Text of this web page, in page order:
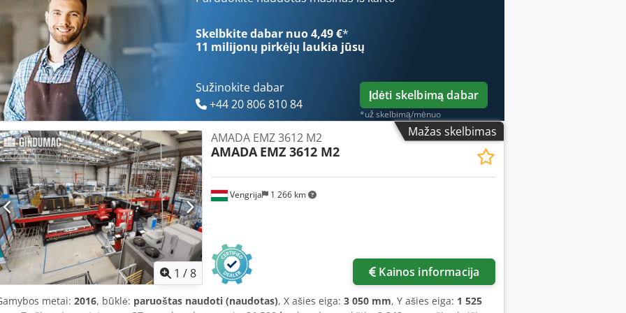
maždaug 1270 × 2000 mm • Maksimalus lakšto storis: iki 6 mm (standartinis nustatymas) • Rotacinis
įrankių keitiklis universaliam perforavimui • Didelis tikslumas ir pakartojamumas • Patogus naudoti cnc
• Kompaktiškas ir vietą taupantis dizainas • Greitas įrankių keitimas efektyvumui užtikrinti •
ir patvari konstrukcija • Automatinis lakštų spaudimas užtikrina nuoseklius rezultatus Chjdpfx
Eja • Tinka partijoms ir mažoms bei vidutinėms gamybos partijoms
Skelbkite dabar nuo 4,49 €*
11 milijonų pirkėjų laukia jūsų
Sužinokite dabar
+44 20 806 810 84
Įdėti skelbimą dabar
*už skelbimą/mėnuo
Mažas skelbimas
1 /8
Vengrija 1 266 km
AMADA EMZ 3612 M2
AMADA EMZ 3612 M2
Kainos informacija
metai: 2016, būklė: paruoštas naudoti (naudotas), X ašies eiga: 3 050 mm, Y ašies eiga: 1 525